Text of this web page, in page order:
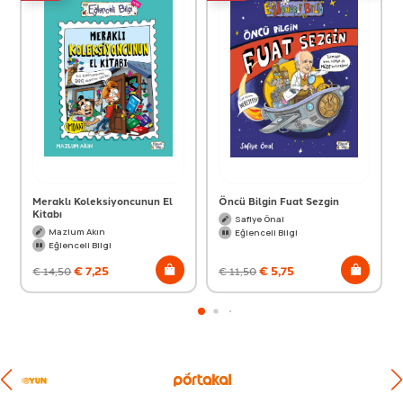
Meraklı Koleksiyoncunun El
Kitabı
Mazlum Akın
Eğlenceli Bilgi
€14,50€7,25
Öncü Bilgin Fuat Sezgin
Safiye Önal
Eğlenceli Bilgi
€11,50€5,75